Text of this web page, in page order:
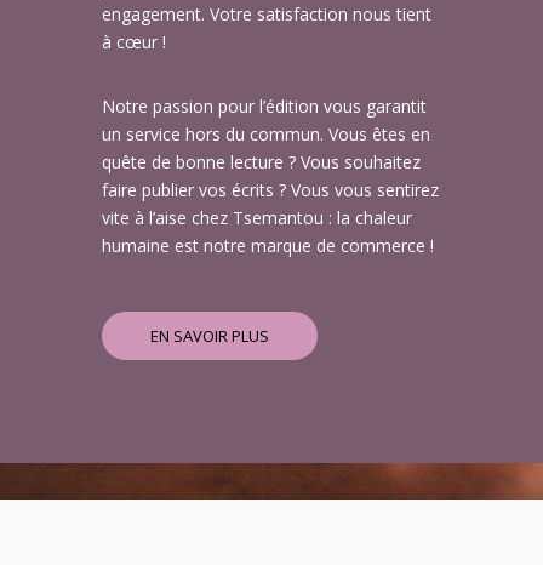
engagement. Votre satisfaction nous tient
à cœur !
Notre passion pour l’édition vous garantit
un service hors du commun. Vous êtes en
quête de bonne lecture ? Vous souhaitez
faire publier vos écrits ? Vous vous sentirez
vite à l’aise chez Tsemantou : la chaleur
humaine est notre marque de commerce !
EN SAVOIR PLUS